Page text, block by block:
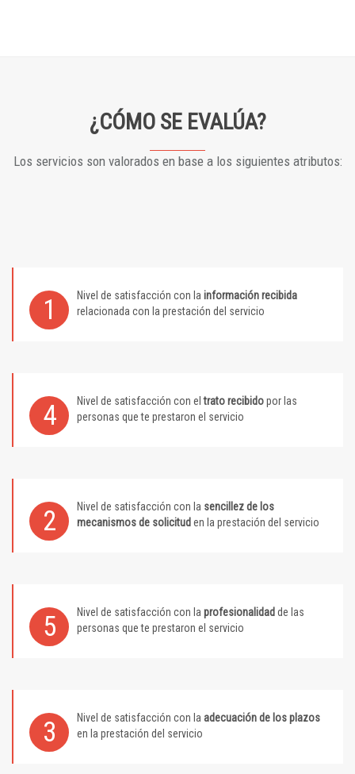
¿CÓMO SE EVALÚA?
Los servicios son valorados en base a los siguientes atributos:
1 Nivel de satisfacción con la información recibida
relacionada con la prestación del servicio
4 Nivel de satisfacción con eltrato recibidopor las
personas que te prestaron el servicio
2 Nivel de satisfacción con la sencillez de los
mecanismos de solicitud en la prestación del servicio
5 Nivel de satisfacción con la profesionalidad de las
personas que te prestaron el servicio
3 Nivel de satisfacción con la adecuación de los plazos
en la prestación del servicio